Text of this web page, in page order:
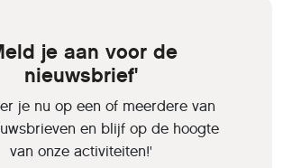
je aan voor de
nieuwsbrief'
je nu op een of meerdere van
en blijf op de hoogte
van onze activiteiten!'